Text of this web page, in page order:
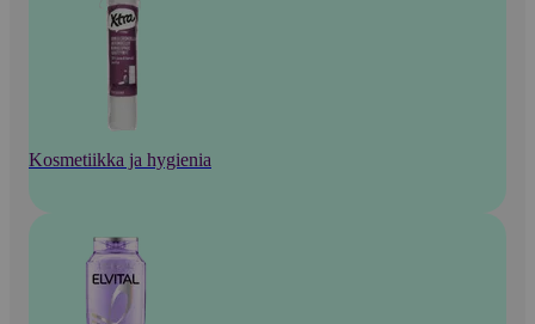
Kosmetiikka ja hygienia